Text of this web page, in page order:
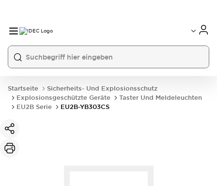
Startseite
Sicherheits- Und Explosionsschutz
Explosionsgeschützte Geräte
Taster Und Meldeleuchten
EU2B Serie
EU2B-YB303CS